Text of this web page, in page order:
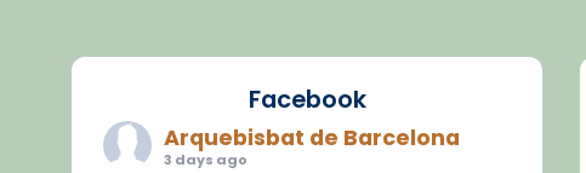
Facebook
Arquebisbat de Barcelona
3 days ago